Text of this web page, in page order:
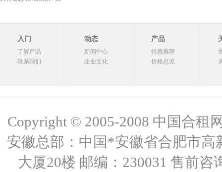
入门
了解产品
联系我们
动态
新闻中心
企业文化
产品
特惠推荐
价格总览
Copyright © 2005-2008 中国合租
安徽总部：中国*安徽省合肥市
大厦20楼 邮编：230031 售前咨